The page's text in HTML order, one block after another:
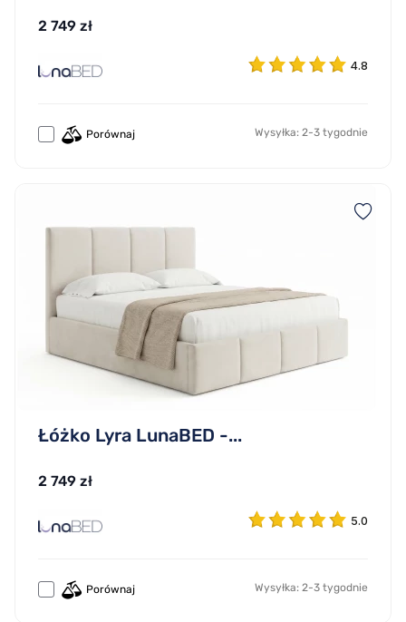
2 749 zł
4.8
Porównaj Wysyłka: 2-3 tygodnie
Łóżko Lyra LunaBED -...
2 749 zł
5.0
Porównaj Wysyłka: 2-3 tygodnie